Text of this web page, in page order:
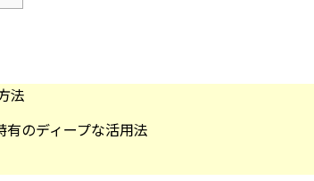
法
有のディープな活用法